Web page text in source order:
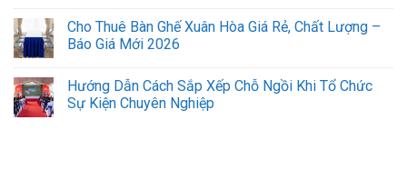
Cho Thuê Bàn Ghế Xuân Hòa Giá Rẻ, Chất Lượng –
Báo Giá Mới 2026
Hướng Dẫn Cách Sắp Xếp Chỗ Ngồi Khi Tổ Chức
Sự Kiện Chuyên Nghiệp